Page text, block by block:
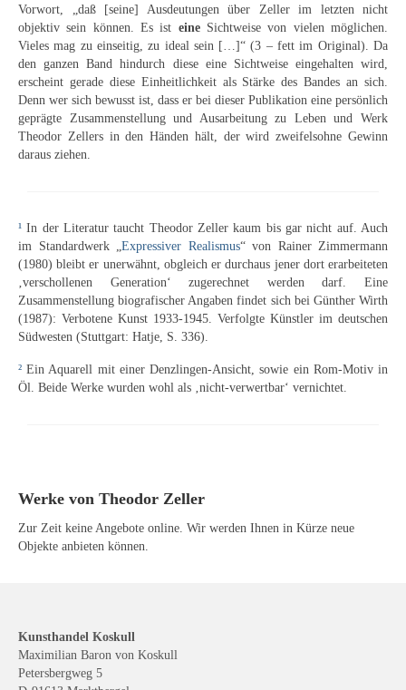
Vorwort, „daß [seine] Ausdeutungen über Zeller im letzten nicht
objektiv sein können. Es ist eineSichtweise von vielen möglichen.
Vieles mag zu einseitig, zu ideal sein […]“ (3 – fett im Original). Da
den ganzen Band hindurch diese eine Sichtweise eingehalten wird,
erscheint gerade diese Einheitlichkeit als Stärke des Bandes an sich.
Denn wer sich bewusst ist, dass er bei dieser Publikation eine persönlich
geprägte Zusammenstellung und Ausarbeitung zu Leben und Werk
Theodor Zellers in den Händen hält, der wird zweifelsohne Gewinn
daraus ziehen.
¹ In der Literatur taucht Theodor Zeller kaum bis gar nicht auf. Auch
im Standardwerk „Expressiver Realismus“ von Rainer Zimmermann
(1980) bleibt er unerwähnt, obgleich er durchaus jener dort erarbeiteten
‚verschollenen Generation‘ zugerechnet werden darf. Eine
Zusammenstellung biografischer Angaben findet sich bei Günther Wirth
(1987): Verbotene Kunst 1933-1945. Verfolgte Künstler im deutschen
Südwesten (Stuttgart: Hatje, S. 336).
² Ein Aquarell mit einer Denzlingen-Ansicht, sowie ein Rom-Motiv in
Öl. Beide Werke wurden wohl als ‚nicht-verwertbar‘ vernichtet.
Werke von Theodor Zeller
Zur Zeit keine Angebote online. Wir werden Ihnen in Kürze neue
Objekte anbieten können.
Kunsthandel Koskull
Maximilian Baron von Koskull
Petersbergweg 5